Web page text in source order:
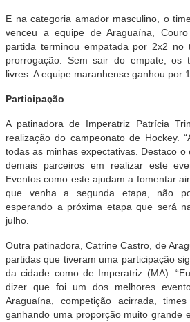
E na categoria amador masculino, o
venceu a equipe de Araguaína,
partida terminou empatada por 2x2
prorrogação. Sem sair do empate, os
livres. A equipe maranhense ganhou por
Participação
A patinadora de Imperatriz Patrícia
realização do campeonato de Hockey.
todas as minhas expectativas. Destaco
demais parceiros em realizar este
Eventos como este ajudam a fomentar
que venha a segunda etapa, não
esperando a próxima etapa que será
julho.
Outra patinadora, Catrine Castro, de
partidas que tiveram uma participação
da cidade como de Imperatriz (MA).
dizer que foi um dos melhores
Araguaína, competição acirrada,
ganhando uma proporção muito grande